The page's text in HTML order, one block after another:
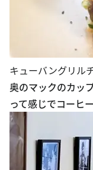
キューバングリル
奥のマックのカッ
って感じでコーヒ